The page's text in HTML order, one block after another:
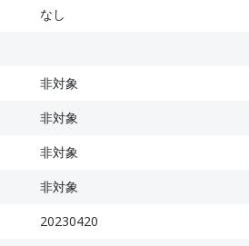
なし
非対象
非対象
非対象
非対象
20230420